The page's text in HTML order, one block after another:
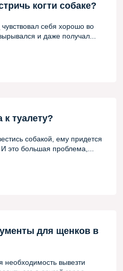
когти собаке?
себя хорошо во
и даже получал...
к туалету?
собакой, ему придется
это большая проблема,...
для щенков в
необходимость вывезти